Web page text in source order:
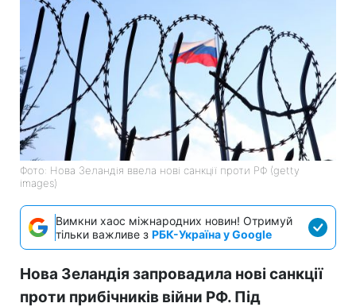
Фото: Нова Зеландія ввела нові санкції проти РФ (getty
images)
Вимкни хаос міжнародних новин! Отримуй
тільки важливе з РБК-Україна у Google
Нова Зеландія запровадила нові санкції
проти прибічників війни РФ. Під